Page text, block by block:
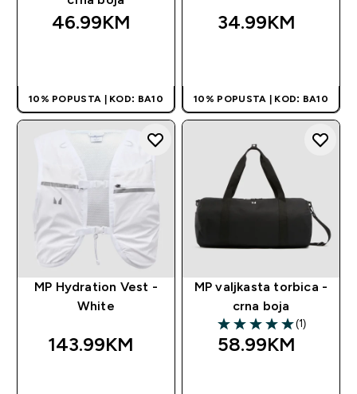
46.99KM‎
10% POPUSTA | KOD: BA10
34.99KM‎
10% POPUSTA | KOD: BA10
MP Hydration Vest -
White
143.99KM‎
MP valjkasta torbica -
crna boja
5 out of 5 stars
(1)
58.99KM‎